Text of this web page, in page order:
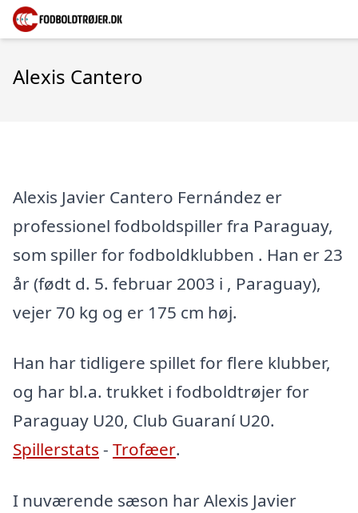
Alexis Cantero
Alexis Javier Cantero Fernández er
professionel fodboldspiller fra Paraguay,
som spiller for fodboldklubben . Han er 23
år (født d. 5. februar 2003 i , Paraguay),
vejer 70 kg og er 175 cm høj.
Han har tidligere spillet for flere klubber,
og har bl.a. trukket i fodboldtrøjer for
Paraguay U20, Club Guaraní U20.
Spillerstats - Trofæer.
I nuværende sæson har Alexis Javier